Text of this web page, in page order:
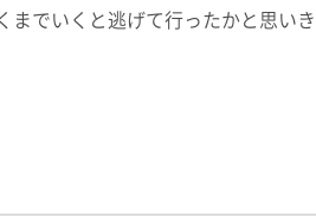
までいくと逃げて行ったかと思い